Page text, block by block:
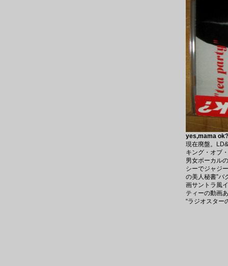
yes,mama
現在廃盤。
キング・オブ
男女ボーカル
シーでジャジ
の美人秘書”バ
画サントラ風
ティーの動画
“ラジオスター